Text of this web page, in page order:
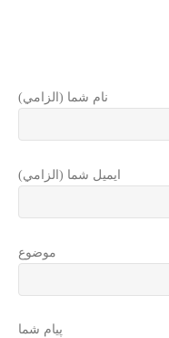
نام شما (الزامي)
ايميل شما (الزامي)
موضوع
پيام شما